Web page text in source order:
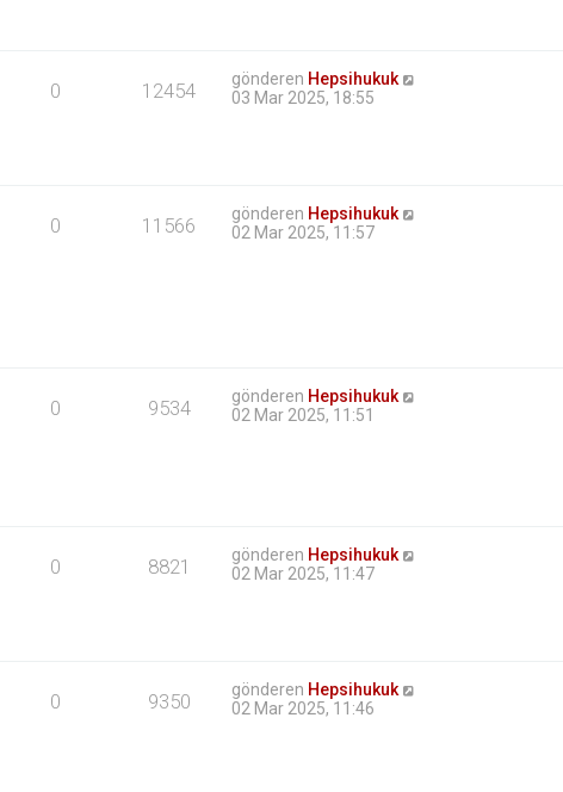
0 12454 gönderen Hepsihukuk
03 Mar 2025, 18:55
0 11566 gönderen Hepsihukuk
02 Mar 2025, 11:57
0 9534 gönderen Hepsihukuk
02 Mar 2025, 11:51
0 8821 gönderen Hepsihukuk
02 Mar 2025, 11:47
0 9350 gönderen Hepsihukuk
02 Mar 2025, 11:46